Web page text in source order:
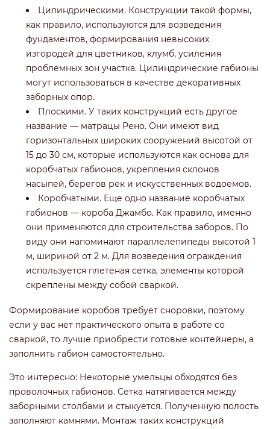
Цилиндрическими. Конструкции такой формы,
как правило, используются для возведения
фундаментов, формирования невысоких
изгородей для цветников, клумб, усиления
проблемных зон участка. Цилиндрические габионы
могут использоваться в качестве декоративных
заборных опор.
Плоскими. У таких конструкций есть другое
название — матрацы Рено. Они имеют вид
горизонтальных широких сооружений высотой от
15 до 30 см, которые используются как основа для
коробчатых габионов, укрепления склонов
насыпей, берегов рек и искусственных водоемов.
Коробчатыми. Еще одно название коробчатых
габионов — короба Джамбо. Как правило, именно
они применяются для строительства заборов. По
виду они напоминают параллелепипеды высотой 1
м, шириной от 2 м. Для возведения ограждения
используется плетеная сетка, элементы которой
скреплены между собой сваркой.
Формирование коробов требует сноровки, поэтому
если у вас нет практического опыта в работе со
сваркой, то лучше приобрести готовые контейнеры, а
заполнить габион самостоятельно.
Это интересно: Некоторые умельцы обходятся без
проволочных габионов. Сетка натягивается между
заборными столбами и стыкуется. Полученную полость
заполняют камнями. Монтаж таких конструкций